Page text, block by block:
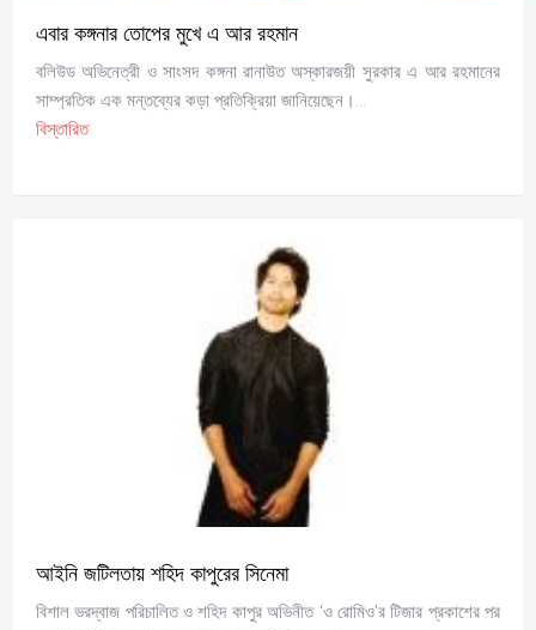
এবার কঙ্গনার তোপের মুখে এ আর রহমান
বলিউড অভিনেত্রী ও সাংসদ কঙ্গনা রানাউত অস্কারজয়ী সুরকার এ আর রহমানের
সাম্প্রতিক এক মন্তব্যের কড়া প্রতিক্রিয়া জানিয়েছেন।...
বিস্তারিত
আইনি জটিলতায় শহিদ কাপুরের সিনেমা
বিশাল ভরদ্বাজ পরিচালিত ও শহিদ কাপুর অভিনীত ‘ও রোমিও’র টিজার প্রকাশের পর